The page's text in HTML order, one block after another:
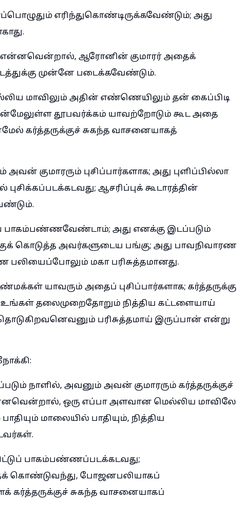
எரிந்துகொண்டிருக்கவேண்டும்; அது
ஆரோனின் குமாரர் அதைக்
முன்னே படைக்கவேண்டும்.
மாவிலும் அதின் எண்ணெயிலும் தன் கைப்பிடி
தூபவர்க்கம் யாவற்றோடும் கூட அதை
கர்த்தருக்குச் சுகந்த வாசனையாகத்
குமாரரும் புசிப்பார்களாக; அது புளிப்பில்லா
ஆசரிப்புக் கூடாரத்தின்
பாகம்பண்ணவேண்டாம்; அது எனக்கு இடப்படும்
கொடுத்த அவர்களுடைய பங்கு; அது பாவநிவாரண
மகா பரிசுத்தமானது.
யாவரும் அதைப் புசிப்பார்களாக; கர்த்தருக்கு
உங்கள் தலைமுறைதோறும் நித்திய கட்டளையாய்
பரிசுத்தமாய் இருப்பான் என்று
நாளில், அவனும் அவன் குமாரரும் கர்த்தருக்குச்
ஒரு எப்பா அளவான மெல்லிய மாவிலே
மாலையில் பாதியும், நித்திய
பாகம்பண்ணப்படக்கடவது;
கொண்டுவந்து, போஜனபலியாகப்
சுகந்த வாசனையாகப்